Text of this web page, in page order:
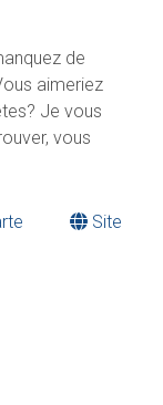
de
aimeriez
Je vous
vous
Site